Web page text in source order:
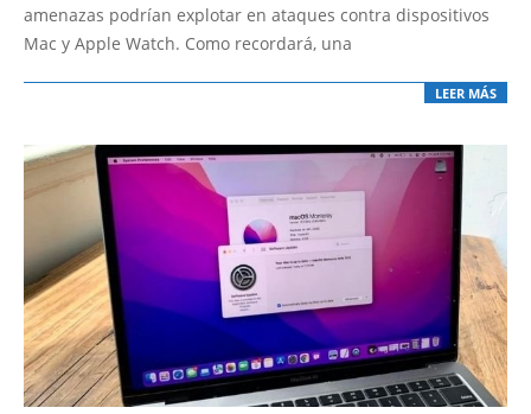
amenazas podrían explotar en ataques contra dispositivos
Mac y Apple Watch. Como recordará, una
LEER MÁS